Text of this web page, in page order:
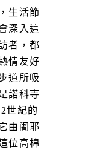
生活節
深入這
者，都
情友好
道所吸
諾科寺
世紀的
由阇耶
位高棉